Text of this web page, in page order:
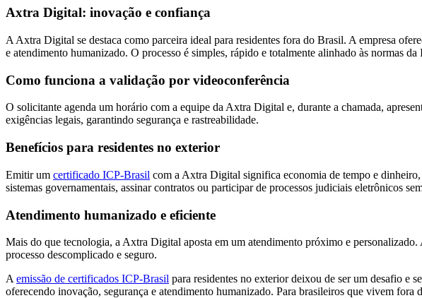
Axtra Digital: inovação e confiança
A Axtra Digital se destaca como parceira ideal para residentes fora do Brasil. A empresa
e atendimento humanizado. O processo é simples, rápido e totalmente alinhado às normas
Como funciona a validação por videoconferência
O solicitante agenda um horário com a equipe da Axtra Digital e, durante a chamada,
exigências legais, garantindo segurança e rastreabilidade.
Benefícios para residentes no exterior
Emitir um certificado ICP-Brasil com a Axtra Digital significa economia de tempo e dinheiro,
sistemas governamentais, assinar contratos ou participar de processos judiciais eletrônicos
Atendimento humanizado e eficiente
Mais do que tecnologia, a Axtra Digital aposta em um atendimento próximo e
processo descomplicado e seguro.
A emissão de certificados ICP-Brasil para residentes no exterior deixou de ser um desafio e
oferecendo inovação, segurança e atendimento humanizado. Para brasileiros que vivem